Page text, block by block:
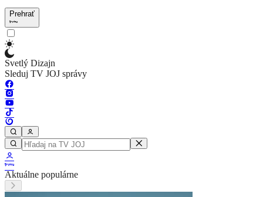
Prehrať
Svetlý Dizajn
Sleduj TV JOJ správy
Aktuálne populárne